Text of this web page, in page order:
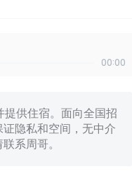
00:00
供住宿。面向全国招
隐私和空间，无中介
系周哥。